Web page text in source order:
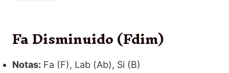
Fa Disminuido (Fdim)
Notas: Fa (F), Lab (Ab), Si (B)